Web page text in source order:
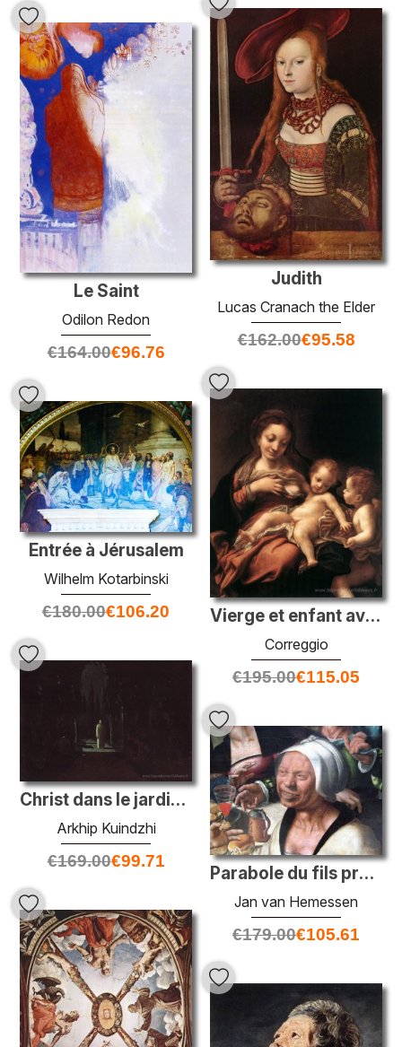
Judith
Lucas Cranach the Elder
€162.00€95.58
Le Saint
Odilon Redon
€164.00€96.76
Vierge et enfant avec un ange
Correggio
€195.00€115.05
Entrée à Jérusalem
Wilhelm Kotarbinski
€180.00€106.20
Christ dans le jardin de Gethsémani
Arkhip Kuindzhi
€169.00€99.71
Parabole du fils prodigue (détail)
Jan van Hemessen
€179.00€105.61